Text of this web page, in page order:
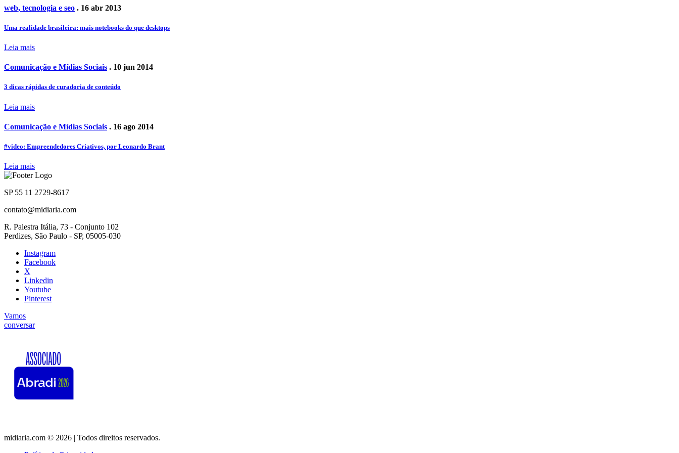
web, tecnologia e seo . 16 abr 2013
Uma realidade brasileira: mais notebooks do que desktops
Leia mais
Comunicação e Mídias Sociais . 10 jun 2014
3 dicas rápidas de curadoria de conteúdo
Leia mais
Comunicação e Mídias Sociais . 16 ago 2014
#video: Empreendedores Criativos, por Leonardo Brant
Leia mais
SP 55 11 2729-8617
contato@midiaria.com
R. Palestra Itália, 73 - Conjunto 102
Perdizes, São Paulo - SP, 05005-030
Instagram
Facebook
X
Linkedin
Youtube
Pinterest
Vamos
conversar
midiaria.com © 2026 | Todos direitos reservados.